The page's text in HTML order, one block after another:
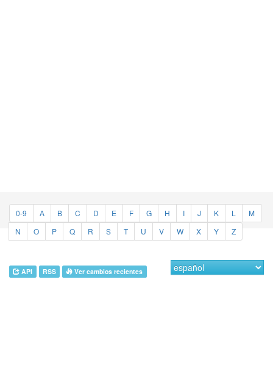
0-9 A B C D E F G H I J K L
M
N
O P Q R S T U V W X Y Z
API RSS Ver cambios recientes